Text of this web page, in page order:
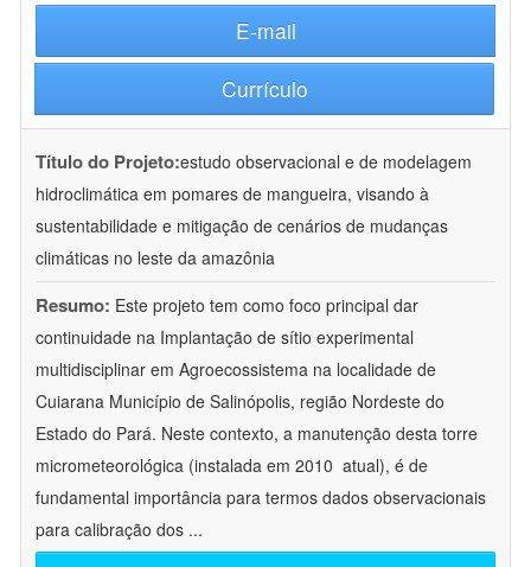
E-mail
Currículo
Título do Projeto:estudo observacional e de modelagem
hidroclimática em pomares de mangueira, visando à
sustentabilidade e mitigação de cenários de mudanças
climáticas no leste da amazônia
Resumo: Este projeto tem como foco principal dar
continuidade na Implantação de sítio experimental
multidisciplinar em Agroecossistema na localidade de
Cuiarana Município de Salinópolis, região Nordeste do
Estado do Pará. Neste contexto, a manutenção desta torre
micrometeorológica (instalada em 2010  atual), é de
fundamental importância para termos dados observacionais
para calibração dos ...